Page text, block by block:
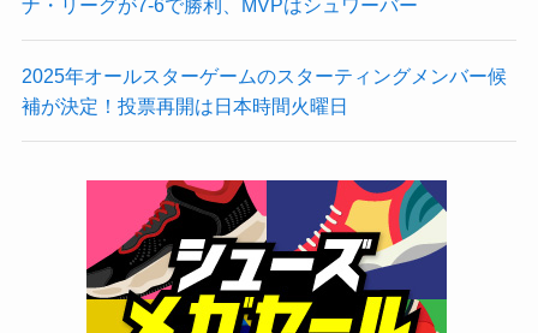
ナ・リーグが7-6で勝利、MVPはシュワーバー
2025年オールスターゲームのスターティングメンバー候
補が決定！投票再開は日本時間火曜日